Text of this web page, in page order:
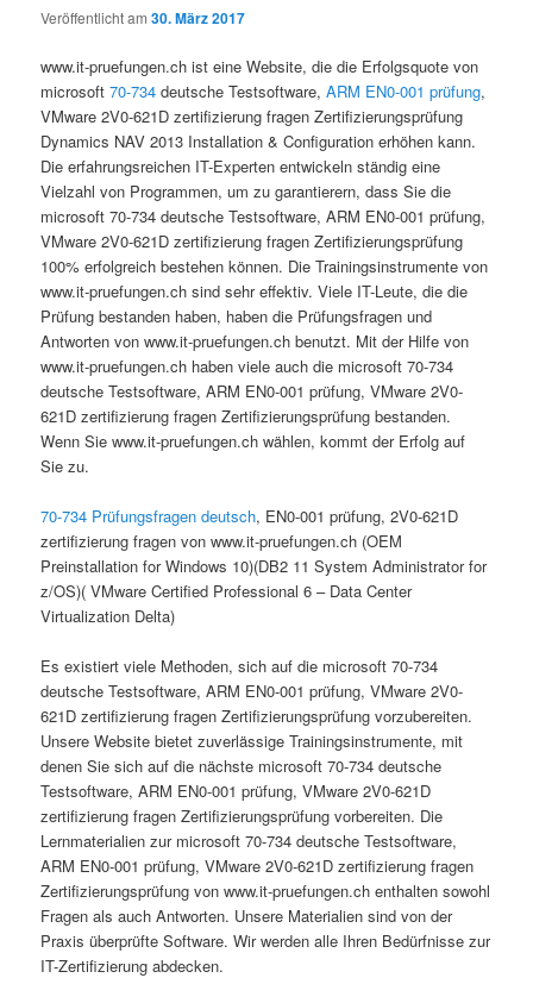
Veröffentlicht am30. März 2017
www.it-pruefungen.ch ist eine Website, die die Erfolgsquote von
microsoft70-734 deutsche Testsoftware,ARM EN0-001 prüfung,
VMware 2V0-621D zertifizierung fragen Zertifizierungsprüfung
Dynamics NAV 2013 Installation & Configuration erhöhen kann.
Die erfahrungsreichen IT-Experten entwickeln ständig eine
Vielzahl von Programmen, um zu garantierern, dass Sie die
microsoft 70-734 deutsche Testsoftware, ARM EN0-001 prüfung,
VMware 2V0-621D zertifizierung fragen Zertifizierungsprüfung
100% erfolgreich bestehen können. Die Trainingsinstrumente von
www.it-pruefungen.ch sind sehr effektiv. Viele IT-Leute, die die
Prüfung bestanden haben, haben die Prüfungsfragen und
Antworten von www.it-pruefungen.ch benutzt. Mit der Hilfe von
www.it-pruefungen.ch haben viele auch die microsoft 70-734
deutsche Testsoftware, ARM EN0-001 prüfung, VMware 2V0-
621D zertifizierung fragen Zertifizierungsprüfung bestanden.
Wenn Sie www.it-pruefungen.ch wählen, kommt der Erfolg auf
Sie zu.
70-734 Prüfungsfragen deutsch, EN0-001 prüfung, 2V0-621D
zertifizierung fragen von www.it-pruefungen.ch (OEM
Preinstallation for Windows 10)(DB2 11 System Administrator for
z/OS)( VMware Certified Professional 6 – Data Center
Virtualization Delta)
Es existiert viele Methoden, sich auf die microsoft 70-734
deutsche Testsoftware, ARM EN0-001 prüfung, VMware 2V0-
621D zertifizierung fragen Zertifizierungsprüfung vorzubereiten.
Unsere Website bietet zuverlässige Trainingsinstrumente, mit
denen Sie sich auf die nächste microsoft 70-734 deutsche
Testsoftware, ARM EN0-001 prüfung, VMware 2V0-621D
zertifizierung fragen Zertifizierungsprüfung vorbereiten. Die
Lernmaterialien zur microsoft 70-734 deutsche Testsoftware,
ARM EN0-001 prüfung, VMware 2V0-621D zertifizierung fragen
Zertifizierungsprüfung von www.it-pruefungen.ch enthalten sowohl
Fragen als auch Antworten. Unsere Materialien sind von der
Praxis überprüfte Software. Wir werden alle Ihren Bedürfnisse zur
IT-Zertifizierung abdecken.